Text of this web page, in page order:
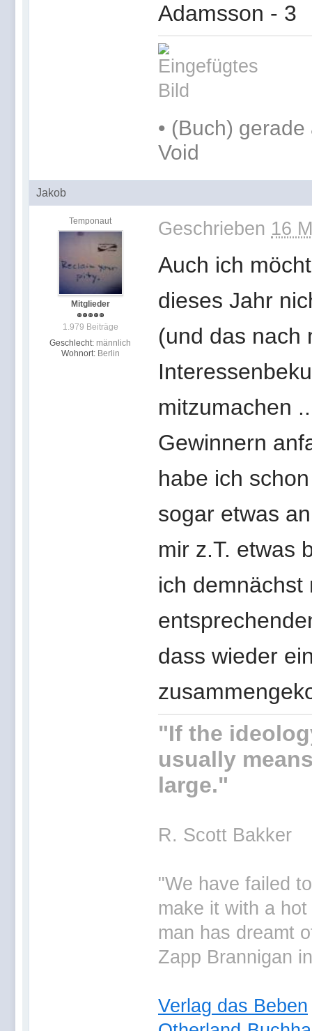
Adamsson - 3
• (Buch) gerade
Void
Jakob
Temponaut
Mitglieder
1.979 Beiträge
Geschlecht: männlich
Wohnort: Berlin
Geschrieben 16
Auch ich
dieses Jahr
(und das nach
mitzumachen
Gewinnern
habe ich
sogar etwas
mir z.T. etwas
ich demnächst
dass wieder
"If the
usually
large."
R. Scott Bakker
"We have failed
make it with a
man has dreamt
Zapp Brannigan
Verlag das Beben